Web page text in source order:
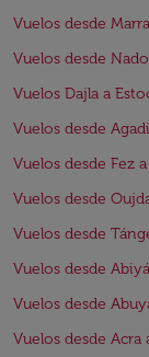
Vuelos desde
Vuelos desde
Vuelos Dajla a
Vuelos desde
Vuelos desde Fez
Vuelos desde
Vuelos desde
Vuelos desde
Vuelos desde
Vuelos desde Acra